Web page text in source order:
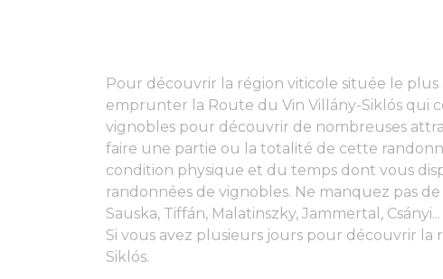
Pour découvrir la région viticole située le
emprunter la Route du Vin Villány-Siklós qui
vignobles pour découvrir de nombreuses
faire une partie ou la totalité de cette
condition physique et du temps dont vous
randonnées de vignobles. Ne manquez pas
Sauska, Tiffán, Malatinszky, Jammertal,
Si vous avez plusieurs jours pour découvrir la
Siklós.